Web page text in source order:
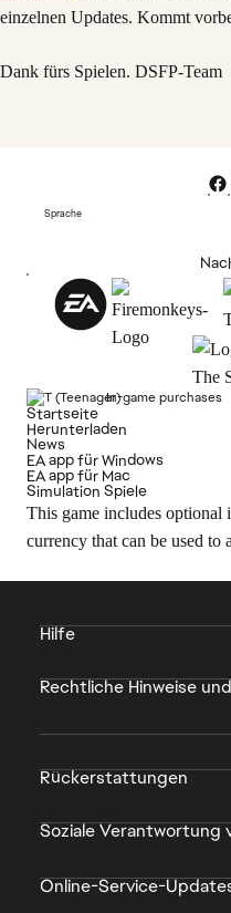
einzelnen Updates. Kommt
Dank fürs Spielen. DSFP-Team
Sprache
In-game purchases
Startseite
Herunterladen
News
EA app für Windows
EA app für Mac
Simulation Spiele
This game includes optional
currency that can be used to
Hilfe
Rechtliche Hinweise
Rückerstattungen
Soziale Verantwortung
Online-Service-